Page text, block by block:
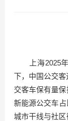
上海2025年
下，中国公交
交客车保有量
新能源公交车
城市干线与社